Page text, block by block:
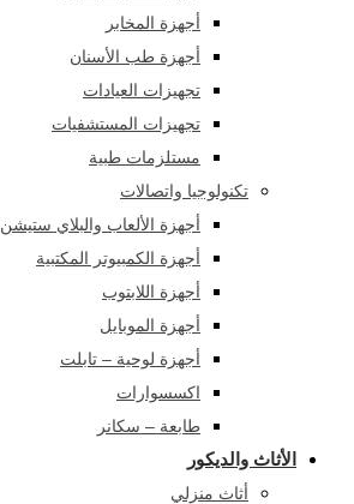
أجهزة المخابر
أجهزة طب الأسنان
تجهيزات العيادات
تجهيزات المستشفيات
مستلزمات طبية
تكنولوجيا واتصالات
أجهزة الألعاب والبلاي ستيشن
أجهزة الكمبيوتر المكتبية
أجهزة اللابتوب
أجهزة الموبايل
أجهزة لوحية – تابلت
اكسسوارات
طابعة – سكانر
الأثاث والديكور
أثاث منزلي